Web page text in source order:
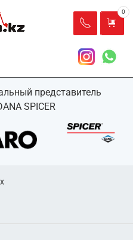
представитель
SPICER
0